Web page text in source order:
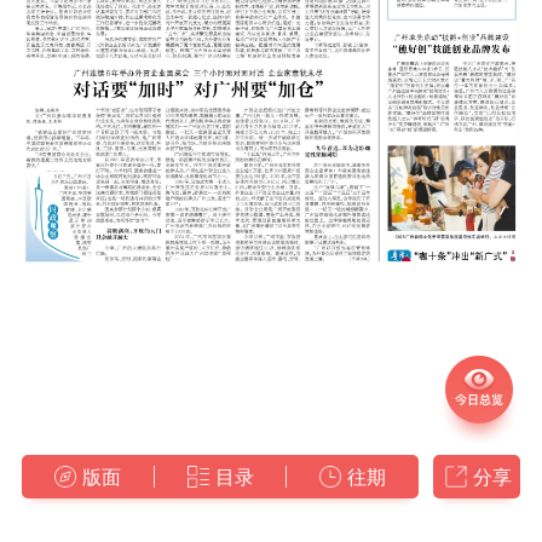
版面 目录 往期 分享